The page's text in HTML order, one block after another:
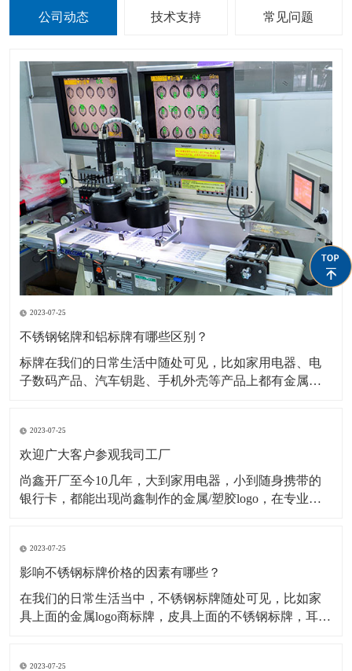
公司动态 技术支持 常见问题
2023-07-25
不锈钢铭牌和铝标牌有哪些区别？
标牌在我们的日常生活中随处可见，比如家用电器、电
子数码产品、汽车钥匙、手机外壳等产品上都有金属标
锈钢材质、铝合金材质、金属纯镍材质、锌合金材质
等，今天小编主要为大家介绍不锈钢铭牌和铝标牌有哪
些不一样。一、
2023-07-25
欢迎广大客户参观我司工厂
尚鑫开厂至今10几年，大到家用电器，小到随身携带的
银行卡，都能出现尚鑫制作的金属/塑胶logo，在专业的
作的客户审厂的日子，他们一行有5人，这5人分工明
确，各自审核自己负责的部分
2023-07-25
影响不锈钢标牌价格的因素有哪些？
​在我们的日常生活当中，不锈钢标牌随处可见，比如家
具上面的金属logo商标牌，皮具上面的不锈钢标牌，耳机
2023-07-25